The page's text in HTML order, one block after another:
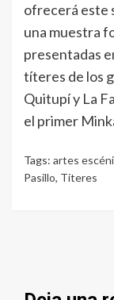
ofrecerá este
una muestra
presentadas
títeres de los
Quitupí y La
el primer
Tags: artes
Pasillo, Títeres